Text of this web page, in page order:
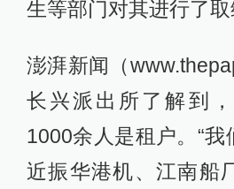
生等部门对其进行了取
澎湃新闻（
长兴派出所了解到
1000余人是租户。“
近振华港机、江南船